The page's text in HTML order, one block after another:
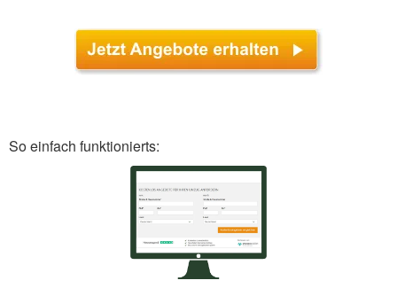
So einfach funktionierts: